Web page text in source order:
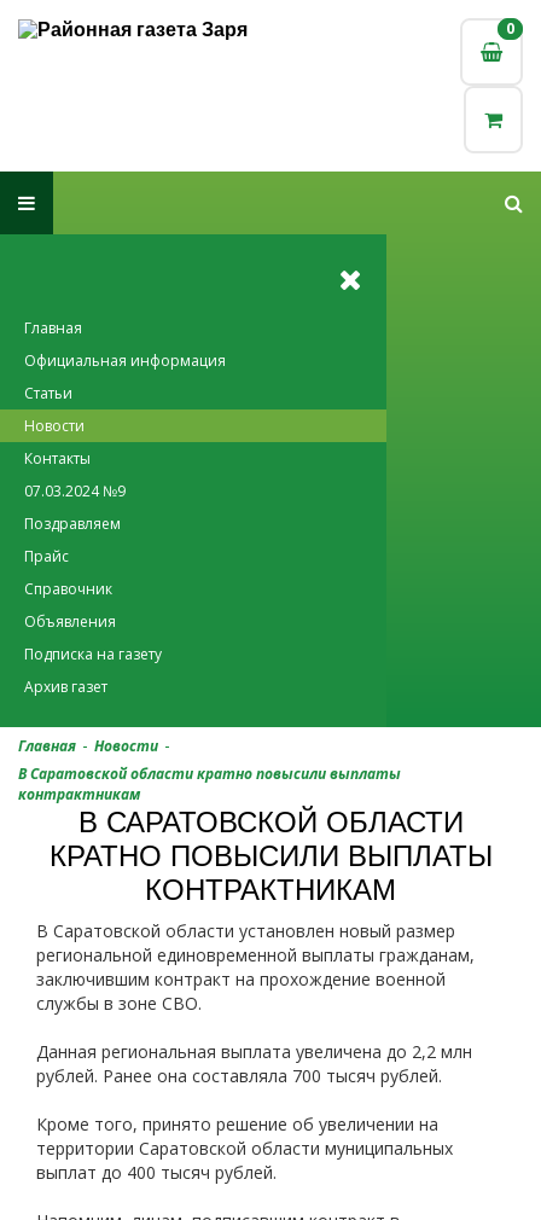
0
0
Главная
Официальная информация
Статьи
Новости
Контакты
07.03.2024 №9
Поздравляем
Прайс
Справочник
Объявления
Подписка на газету
Архив газет
Главная - Новости -
В Саратовской области кратно повысили выплаты
контрактникам
В САРАТОВСКОЙ ОБЛАСТИ
КРАТНО ПОВЫСИЛИ ВЫПЛАТЫ
КОНТРАКТНИКАМ
В Саратовской области установлен новый размер
региональной единовременной выплаты гражданам,
заключившим контракт на прохождение военной
службы в зоне СВО.
Данная региональная выплата увеличена до 2,2 млн
рублей. Ранее она составляла 700 тысяч рублей.
Кроме того, принято решение об увеличении на
территории Саратовской области муниципальных
выплат до 400 тысяч рублей.